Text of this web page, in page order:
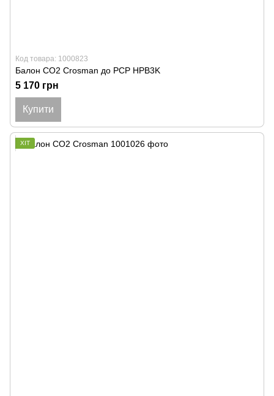
Код товара: 1000823
Балон CO2 Crosman до PCP HPB3K
5 170 грн
Купити
ХІТ